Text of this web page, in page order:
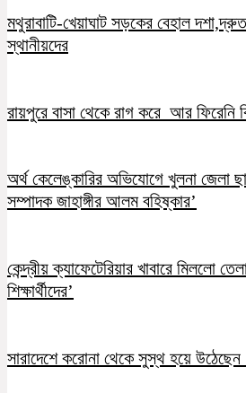
মথুরাবাটি-খেয়াঘাট সড়কের বেহাল
স্থানীয়দের
রায়পুরে বাসা থেকে রাগ করে আর ফিরেনি
অর্থ কেলেঙ্কারির অভিযোগে খুলনা জেলা
সম্পাদক জাহাঙ্গীর আলম বহিষ্কার’
কেন্দ্রীয় ক্যাফেটেরিয়ার খাবারে মিললো
শিক্ষার্থীদের’
সারাদেশে করোনা থেকে সুস্থ হয়ে উঠেছেন